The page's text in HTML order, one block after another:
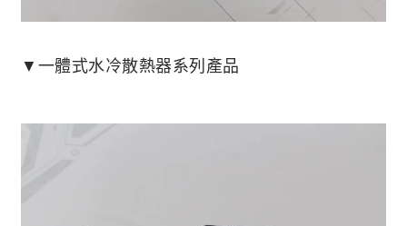
▼一體式水冷散熱器系列產品